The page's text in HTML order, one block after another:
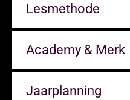
Lesmethode
Academy & Merk
Jaarplanning